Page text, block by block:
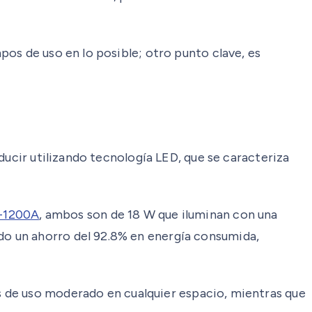
de uso en lo posible; otro punto clave, es
utilizando tecnología LED, que se caracteriza
, ambos son de 18 W que iluminan con una
un ahorro del 92.8% en energía consumida,
uso moderado en cualquier espacio, mientras que